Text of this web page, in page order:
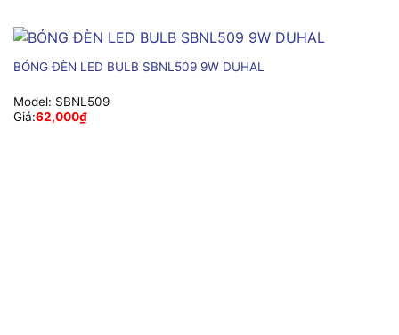
BÓNG ĐÈN LED BULB SBNL509 9W DUHAL
Model: SBNL509
Giá:62,000₫